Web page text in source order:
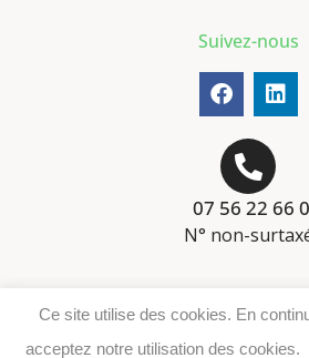
Suivez-nous
07 56 22 66
N° non-
Téléchargement
Ce site utilise des cookies. En
acceptez notre utilisation des cookies.